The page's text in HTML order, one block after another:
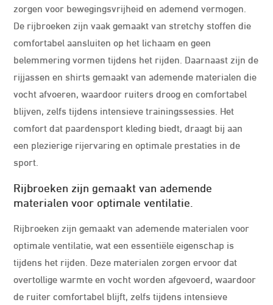
zorgen voor bewegingsvrijheid en ademend vermogen.
De rijbroeken zijn vaak gemaakt van stretchy stoffen die
comfortabel aansluiten op het lichaam en geen
belemmering vormen tijdens het rijden. Daarnaast zijn de
rijjassen en shirts gemaakt van ademende materialen die
vocht afvoeren, waardoor ruiters droog en comfortabel
blijven, zelfs tijdens intensieve trainingssessies. Het
comfort dat paardensport kleding biedt, draagt bij aan
een plezierige rijervaring en optimale prestaties in de
sport.
Rijbroeken zijn gemaakt van ademende
materialen voor optimale ventilatie.
Rijbroeken zijn gemaakt van ademende materialen voor
optimale ventilatie, wat een essentiële eigenschap is
tijdens het rijden. Deze materialen zorgen ervoor dat
overtollige warmte en vocht worden afgevoerd, waardoor
de ruiter comfortabel blijft, zelfs tijdens intensieve